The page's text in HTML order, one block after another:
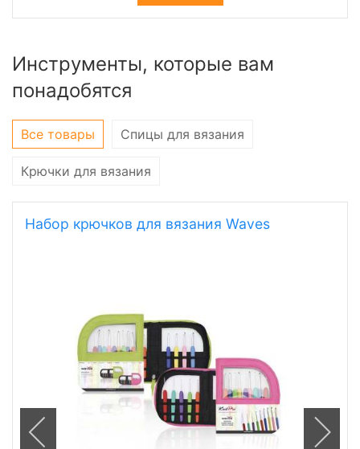
Инструменты, которые вам
понадобятся
Все товары Спицы для вязания
Крючки для вязания
Набор крючков для вязания Waves